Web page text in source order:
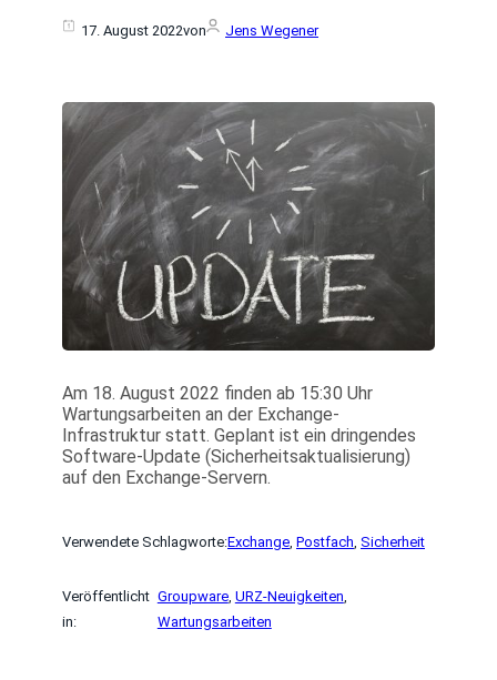
17. August 2022von Jens Wegener
Am 18. August 2022 finden ab 15:30 Uhr
Wartungsarbeiten an der Exchange-
Infrastruktur statt. Geplant ist ein dringendes
Software-Update (Sicherheitsaktualisierung)
auf den Exchange-Servern.
Verwendete Schlagworte:Exchange, Postfach, Sicherheit
Veröffentlicht
in:
Groupware, URZ-Neuigkeiten
Wartungsarbeiten